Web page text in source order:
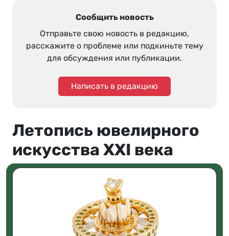
Сообщить новость
Отправьте свою новость в редакцию,
расскажите о проблеме или подкиньте тему
для обсуждения или публикации.
Написать в редакцию
Летопись ювелирного
искусства XXI века